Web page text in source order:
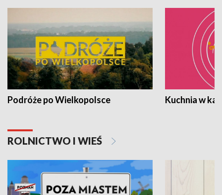
Podróże po Wielkopolsce Kuchnia w
ROLNICTWO I WIEŚ